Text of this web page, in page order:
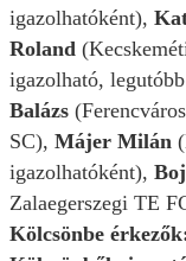
igazolhatóként),
Roland
igazolható,
Balázs
SC), Májer Milán
igazolhatóként),
Zalaegerszegi TE
Kölcsönbe